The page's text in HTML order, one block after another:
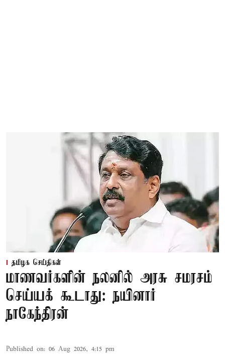
தமிழக செய்திகள்
மாணவர்களின் நலனில் அரசு சமரசம்
செய்யக் கூடாது: நயினார்
நாகேந்திரன்
Published on: 06 Aug 2026, 4:15 pm